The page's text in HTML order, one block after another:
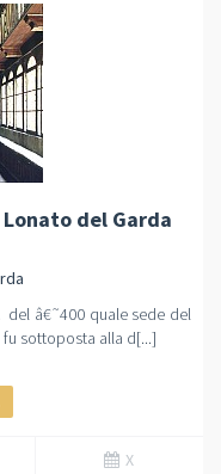
del Garda
del â€˜400 quale sede del
sottoposta alla d[...]
X